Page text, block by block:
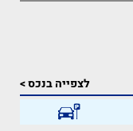
לצפייה בנכס >